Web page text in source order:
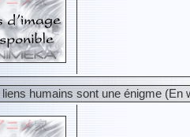
humains sont une énigme (En